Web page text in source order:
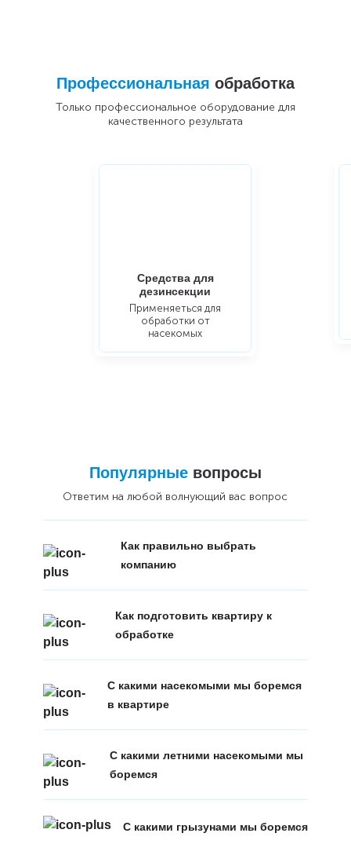
Профессиональная обработка
Только профессиональное оборудование для
качественного результата
Средства для
дезинсекции
Применяеться для
обработки от
насекомых
Популярныевопросы
Ответим на любой волнующий вас вопрос
Как правильно выбрать
компанию
Как подготовить квартиру к
обработке
С какими насекомыми мы боремся
в квартире
С какими летними насекомыми мы
боремся
С какими грызунами мы боремся